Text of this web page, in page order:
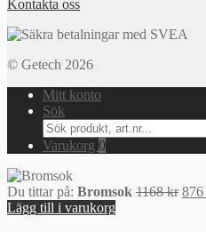
Kontakta oss
© Getech 2026
Mitt konto
Sök
Search
for:
Varukorg 0
Du tittar på: Bromsok 1168kr Det
876
Lägg till i varukorg